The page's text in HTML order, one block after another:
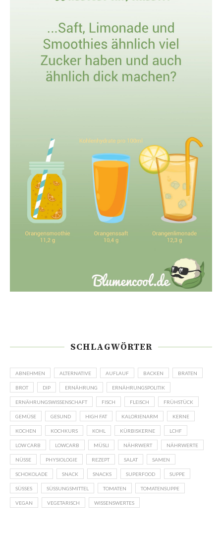
SCHLAGWÖRTER
ABNEHMEN ALTERNATIVE AUFLAUF BACKEN BRATEN
BROT DIP ERNÄHRUNG ERNÄHRUNGSPOLITIK
ERNÄHRUNGSWISSENSCHAFT FISCH FLEISCH FRÜHSTÜCK
GEMÜSE GESUND HIGH FAT KALORIENARM KERNE
KOCHEN KOCHKURS KOHL KÜRBISKERNE LCHF
LOW CARB LOWCARB MÜSLI NÄHRWERT NÄHRWERTE
NÜSSE PHYSIOLOGIE REZEPT SALAT SAMEN
SCHOKOLADE SNACK SNACKS SUPERFOOD SUPPE
SÜSSES SÜSSUNGSMITTEL TOMATEN TOMATENSUPPE
VEGAN VEGETARISCH WISSENSWERTES